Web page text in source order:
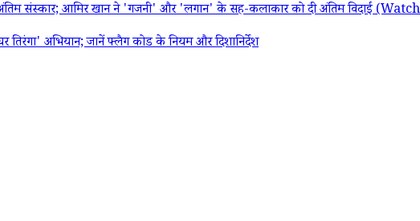
संस्कार; आमिर खान ने 'गजनी' और 'लगान' के सह-कलाकार को दी अंतिम विदाई
अभियान; जानें फ्लैग कोड के नियम और दिशानिर्देश